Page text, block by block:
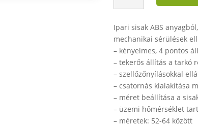
sisak
Ipari sisak ABS
mechanikai sérülések
– kényelmes, 4 pontos
– tekerős állítás a tarkó
– szellőzőnyílásokkal
– csatornás kialakítása
– méret beállítása a
– üzemi hőmérséklet
– méretek: 52-64 között